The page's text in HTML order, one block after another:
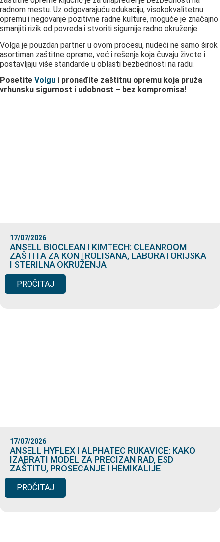
radnom mestu. Uz odgovarajuću edukaciju, visokokvalitetnu
opremu i negovanje pozitivne radne kulture, moguće je značajno
smanjiti rizik od povreda i stvoriti sigurnije radno okruženje.
Volga je pouzdan partner u ovom procesu, nudeći ne samo širok
asortiman zaštitne opreme, već i rešenja koja čuvaju živote i
postavljaju više standarde u oblasti bezbednosti na radu.
Posetite Volgu i pronađite zaštitnu opremu koja pruža
vrhunsku sigurnost i udobnost – bez kompromisa!
17/07/2026
ANSELL BIOCLEAN I KIMTECH: CLEANROOM
ZAŠTITA ZA KONTROLISANA, LABORATORIJSKA
I STERILNA OKRUŽENJA
PROČITAJ
17/07/2026
ANSELL HYFLEX I ALPHATEC RUKAVICE: KAKO
IZABRATI MODEL ZA PRECIZAN RAD, ESD
ZAŠTITU, PROSECANJE I HEMIKALIJE
PROČITAJ